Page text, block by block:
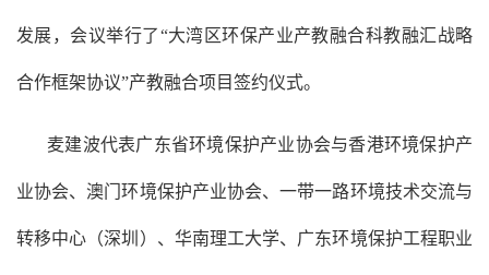
发展，会议举行了“大湾区环保产业产教融合科教融汇战略
合作框架协议”产教融合项目签约仪式。
麦建波代表广东省环境保护产业协会与香港环境保护产
业协会、澳门环境保护产业协会、一带一路环境技术交流与
转移中心（深圳）、华南理工大学、广东环境保护工程职业